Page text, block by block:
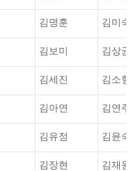
김명훈 김미숙
김보미 김상균
김세진 김소형
김아연 김연주
김유정 김윤숙
김장현 김재원